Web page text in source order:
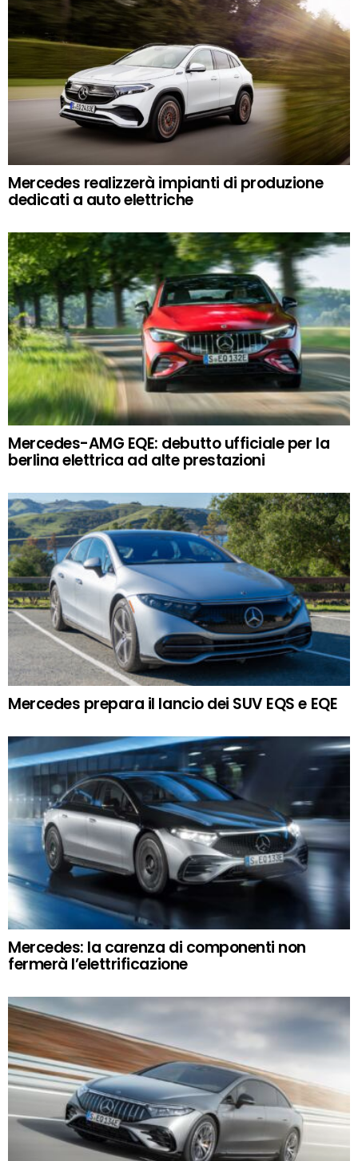
Mercedes realizzerà impianti di produzione
dedicati a auto elettriche
Mercedes-AMG EQE: debutto ufficiale per la
berlina elettrica ad alte prestazioni
Mercedes prepara il lancio dei SUV EQS e EQE
Mercedes: la carenza di componenti non
fermerà l’elettrificazione